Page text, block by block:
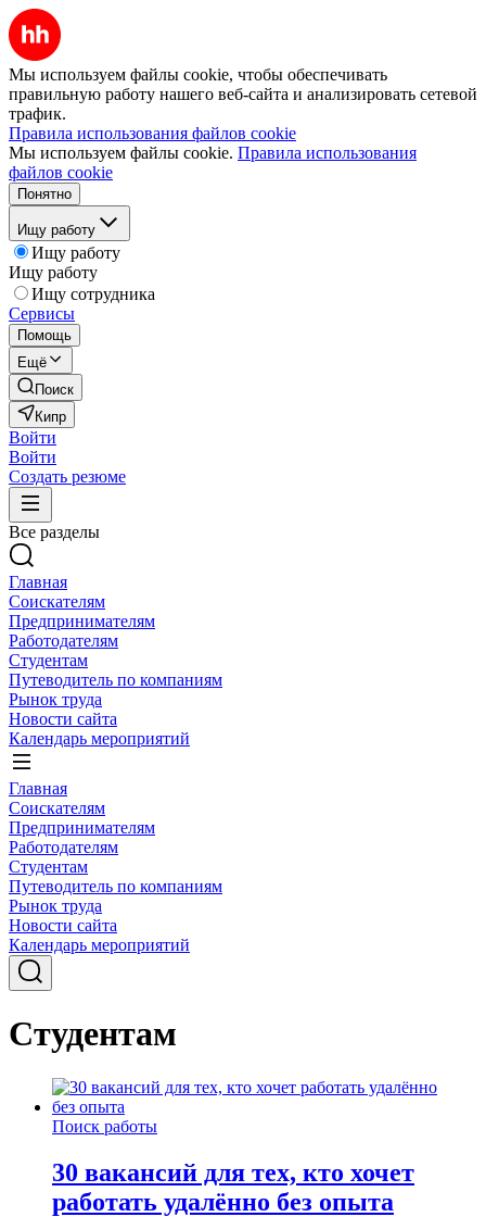
Мы используем файлы cookie, чтобы обеспечивать
правильную работу нашего веб-сайта и анализировать сетевой
трафик.
Правила использования файлов cookie
Мы используем файлы cookie. Правила использования
файлов cookie
Понятно
Ищу работу
Ищу работу
Ищу работу
Ищу сотрудника
Сервисы
Помощь
Ещё
Поиск
Кипр
Войти
Войти
Создать резюме
Все разделы
Главная
Соискателям
Предпринимателям
Работодателям
Студентам
Путеводитель по компаниям
Рынок труда
Новости сайта
Календарь мероприятий
Главная
Соискателям
Предпринимателям
Работодателям
Студентам
Путеводитель по компаниям
Рынок труда
Новости сайта
Календарь мероприятий
Студентам
Поиск работы
30 вакансий для тех, кто хочет
работать удалённо без опыта